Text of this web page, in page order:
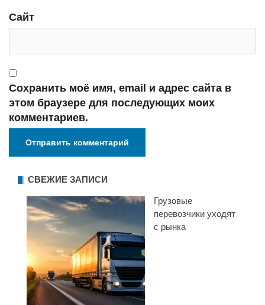
Сайт
Сохранить моё имя, email и адрес сайта в
этом браузере для последующих моих
комментариев.
СВЕЖИЕ ЗАПИСИ
Грузовые
перевозчики уходят
с рынка